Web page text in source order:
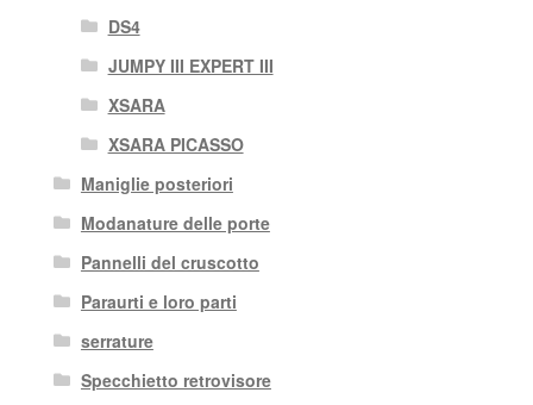
DS4
JUMPY III EXPERT III
XSARA
XSARA PICASSO
Maniglie posteriori
Modanature delle porte
Pannelli del cruscotto
Paraurti e loro parti
serrature
Specchietto retrovisore